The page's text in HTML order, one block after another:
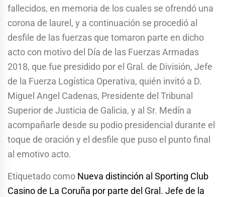
fallecidos, en memoria de los cuales se ofrendó una
corona de laurel, y a continuación se procedió al
desfile de las fuerzas que tomaron parte en dicho
acto con motivo del Día de las Fuerzas Armadas
2018, que fue presidido por el Gral. de División, Jefe
de la Fuerza Logística Operativa, quién invitó a D.
Miguel Angel Cadenas, Presidente del Tribunal
Superior de Justicia de Galicia, y al Sr. Medín a
acompañarle desde su podio presidencial durante el
toque de oración y el desfile que puso el punto final
al emotivo acto.
Etiquetado como Nueva distinción al Sporting Club
Casino de La Coruña por parte del Gral. Jefe de la